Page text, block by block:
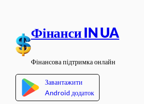
вмісту
Фінанси IN UA
Фінансова підтримка онлайн
Завантажити
Android додаток